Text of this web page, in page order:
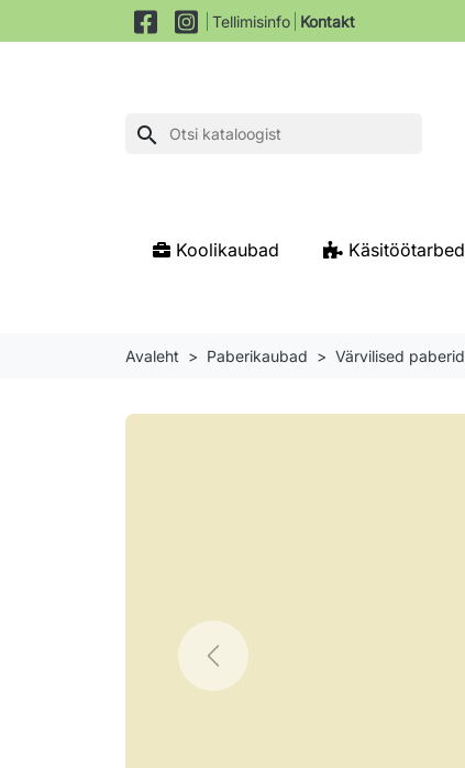
Tellimisinfo Kontakt
search
Koolikaubad Käsitöötarbed
Avaleht Paberikaubad Värvilised paberid
Previous